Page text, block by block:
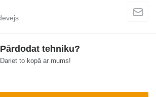
Pārdodat tehniku?
Dariet to kopā ar mums!